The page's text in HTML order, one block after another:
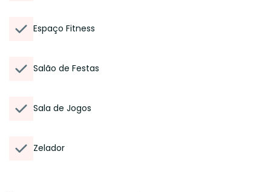
Espaço Fitness
Salão de Festas
Sala de Jogos
Zelador